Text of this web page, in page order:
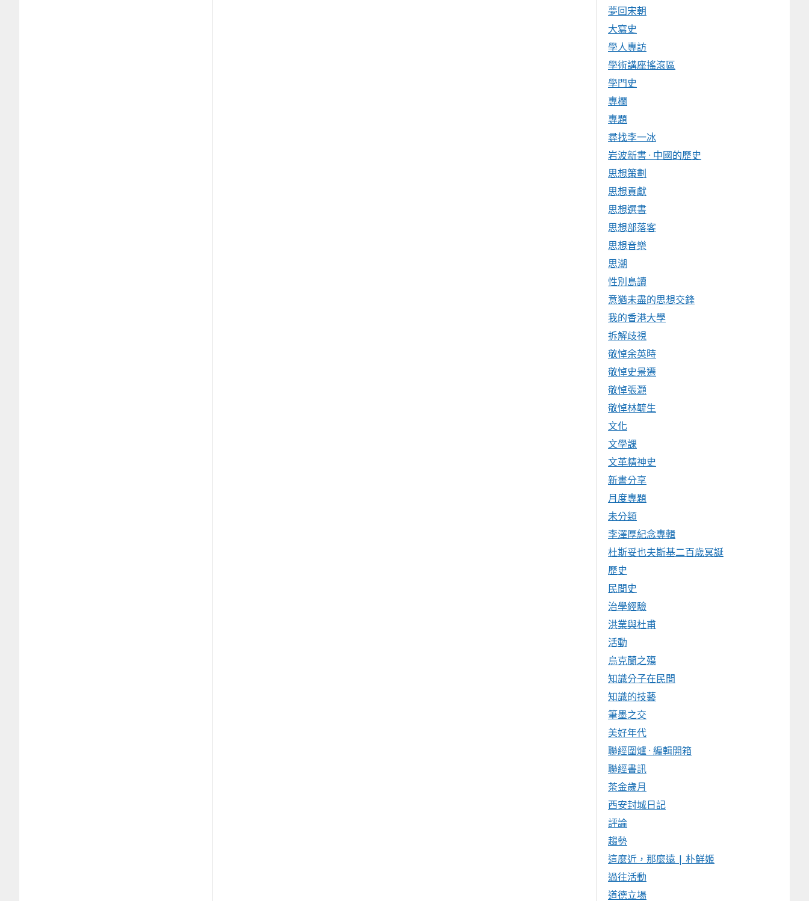
夢回宋朝
大寫史
學人專訪
學術講座搖滾區
學門史
專欄
專題
尋找李一冰
岩波新書 · 中國的歷史
思想策劃
思想貢獻
思想選書
思想部落客
思想音樂
思潮
性別島讀
意猶未盡的思想交鋒
我的香港大學
拆解歧視
敬悼余英時
敬悼史景遷
敬悼張灝
敬悼林毓生
文化
文學課
文革精神史
新書分享
月度專題
未分類
李澤厚紀念專輯
杜斯妥也夫斯基二百歲冥誕
歷史
民間史
治學經驗
洪業與杜甫
活動
烏克蘭之殤
知識分子在民間
知識的技藝
筆墨之交
美好年代
聯經圍爐 · 編輯開箱
聯經書訊
茶金歲月
西安封城日記
評論
趨勢
這麼近，那麼遠 | 朴鮮姬
過往活動
道德立場